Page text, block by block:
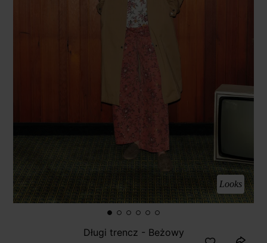
Looks
Długi trencz - Beżowy